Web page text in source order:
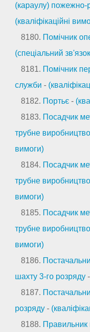
(караулу) пожежно-
(кваліфікаційні
8180. Помічник
(спеціальний
8181. Помічник
служби -
8182. Портьє -
8183. Посадчик
трубне
вимоги)
8184. Посадчик
трубне
вимоги)
8185. Посадчик
трубне
вимоги)
8186.
шахту 3-го розряду -
8187.
розряду -
8188. Правильник